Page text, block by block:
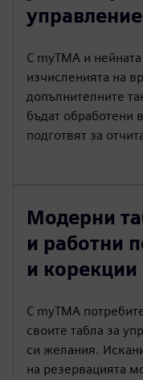
С myTMA и
изчисленията на
допълнителните
бъдат обработени
подготвят за
Модерни
и работни
и корекции
С myTMA
своите табла за
си желания.
на резервацията